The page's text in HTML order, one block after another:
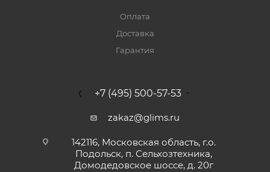
Оплата
Доставка
Гарантия
+7 (495) 500-57-53
zakaz@glims.ru
142116, Московская область, г.о.
Подольск, п. Сельхозтехника,
Домодедовское шоссе, д. 20г